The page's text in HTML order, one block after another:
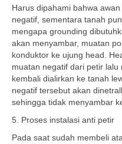
Harus dipahami bahwa
negatif, sementara tanah
mengapa grounding
akan menyambar, muatan
konduktor ke ujung head.
muatan negatif dari petir
kembali dialirkan ke tanah
negatif tersebut akan
sehingga tidak menyambar
5. Proses instalasi anti petir
Pada saat sudah membeli